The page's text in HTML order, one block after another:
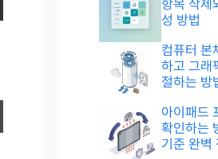
항목 삭제
성 방법
컴퓨터 본
하고 그래
절하는 방
아이패드
확인하는
기준 완벽